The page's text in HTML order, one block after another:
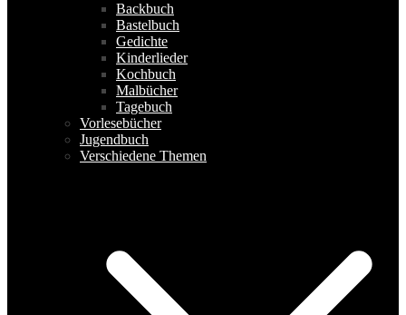
Backbuch
Bastelbuch
Gedichte
Kinderlieder
Kochbuch
Malbücher
Tagebuch
Vorlesebücher
Jugendbuch
Verschiedene Themen